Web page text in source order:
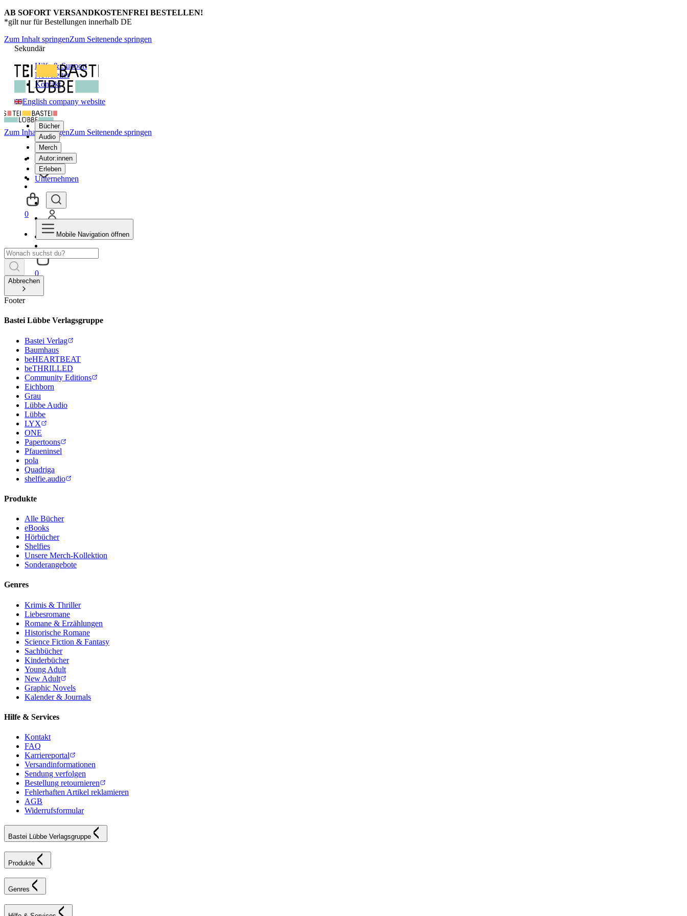
AB SOFORT VERSANDKOSTENFREI BESTELLEN!
*gilt nur für Bestellungen innerhalb DE
Zum Inhalt springenZum Seitenende springen
Sekundär
Hilfe & Support
Newsletter
Kontakt
English company website
Bücher
Audio
Merch
Autor:innen
Erleben
Unternehmen
0
Zum Inhalt springenZum Seitenende springen
0
Mobile Navigation öffnen
Abbrechen
Footer
Bastei Lübbe Verlagsgruppe
Bastei Verlag
Baumhaus
beHEARTBEAT
beTHRILLED
Community Editions
Eichborn
Grau
Lübbe Audio
Lübbe
LYX
ONE
Papertoons
Pfaueninsel
pola
Quadriga
shelfie.audio
Produkte
Alle Bücher
eBooks
Hörbücher
Shelfies
Unsere Merch-Kollektion
Sonderangebote
Genres
Krimis & Thriller
Liebesromane
Romane & Erzählungen
Historische Romane
Science Fiction & Fantasy
Sachbücher
Kinderbücher
Young Adult
New Adult
Graphic Novels
Kalender & Journals
Hilfe & Services
Kontakt
FAQ
Karriereportal
Versandinformationen
Sendung verfolgen
Bestellung retournieren
Fehlerhaften Artikel reklamieren
AGB
Widerrufsformular
Bastei Lübbe Verlagsgruppe
Produkte
Genres